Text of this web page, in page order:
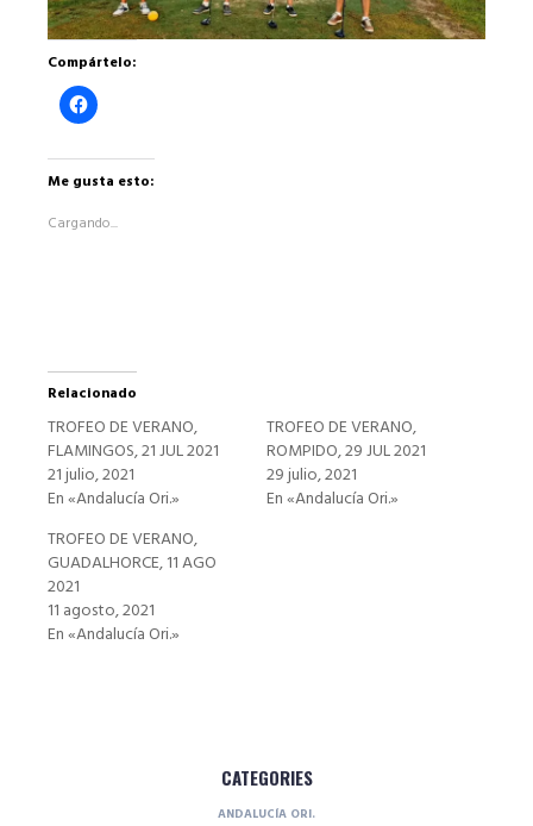
Compártelo:
Haz
clic
en
Facebook
en
Me gusta esto:
Cargando...
Relacionado
TROFEO DE VERANO,
FLAMINGOS, 21 JUL 2021
21 julio, 2021
En «Andalucía Ori.»
TROFEO DE VERANO,
ROMPIDO, 29 JUL 2021
29 julio, 2021
En «Andalucía Ori.»
TROFEO DE VERANO,
GUADALHORCE, 11 AGO
2021
11 agosto, 2021
En «Andalucía Ori.»
CATEGORIES
ANDALUCÍA ORI.